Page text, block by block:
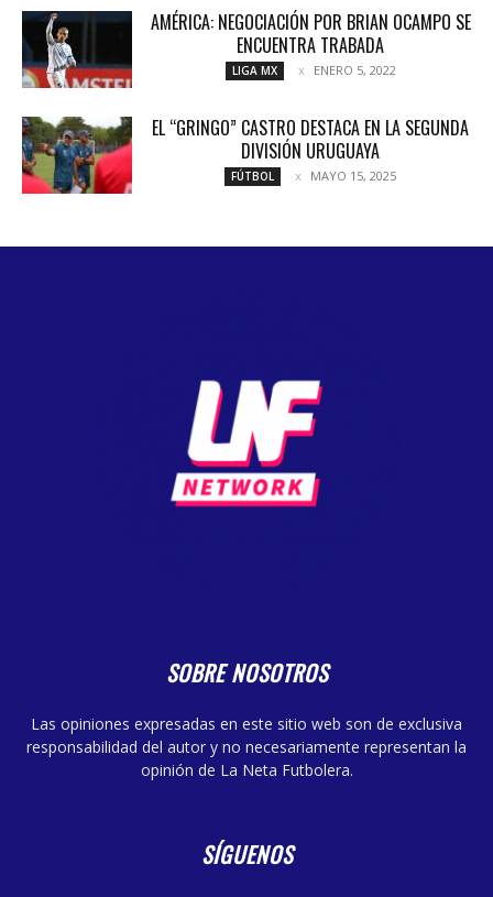
AMÉRICA: NEGOCIACIÓN POR BRIAN OCAMPO SE
ENCUENTRA TRABADA
LIGA MX ENERO 5, 2022
EL “GRINGO” CASTRO DESTACA EN LA SEGUNDA
DIVISIÓN URUGUAYA
FÚTBOL MAYO 15, 2025
SOBRE NOSOTROS
Las opiniones expresadas en este sitio web son de exclusiva
responsabilidad del autor y no necesariamente representan la
opinión de La Neta Futbolera.
SÍGUENOS